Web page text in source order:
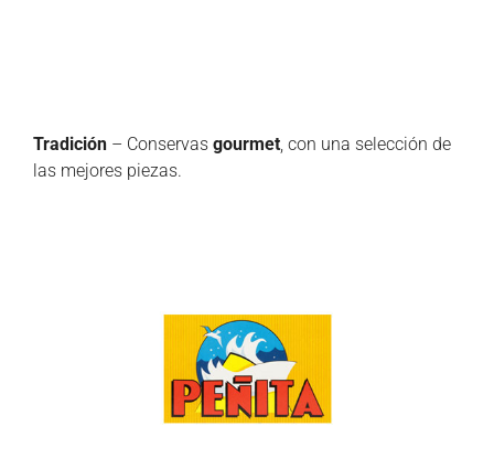
Tradición – Conservas gourmet , con una selección de
las mejores piezas.